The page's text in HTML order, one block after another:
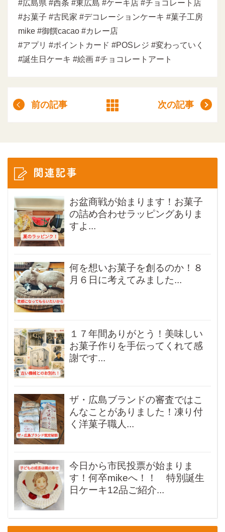
#広島県 #西条 #東広島 #ケーキ店 #チョコレート店
#お菓子 #古民家 #デコレーションケーキ #菓子工房
mike #御饌cacao #カレー店
#アプリ #ポイントカード #POSレジ #変わっていく
#誕生日ケーキ #絵画 #チョコレートアート
前の記事 次の記事
関連記事
お盆商戦が始まります！お菓子
の詰め合わせラッピングありま
すよ...
何を想いお菓子を創るのか！８
月６日に考えてみました...
１７年間ありがとう！美味しい
お菓子作りを手伝ってくれて感
謝です...
ザ・広島ブランドの審査ではこ
んなことがありました！凍り付
く洋菓子職人...
今日から市民投票が始まりま
す！何卒mikeへ！！ 特別誕生
日ケーキ12品ご紹介...